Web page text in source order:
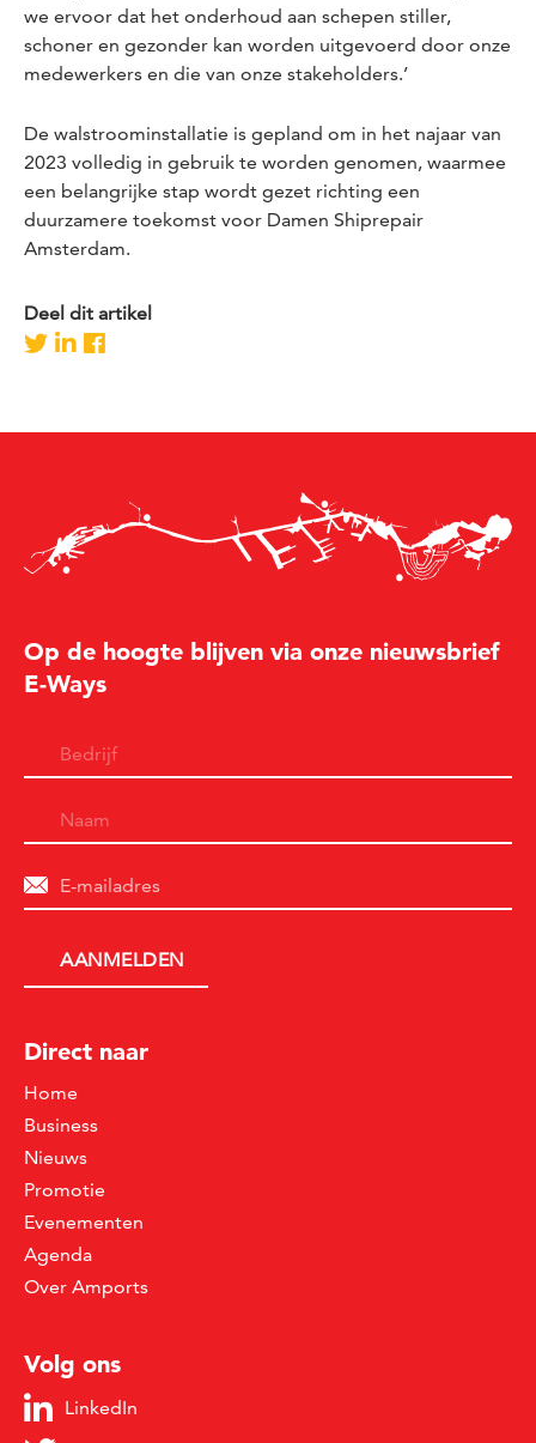
we ervoor dat het onderhoud aan schepen stiller,
schoner en gezonder kan worden uitgevoerd door onze
medewerkers en die van onze stakeholders.’
De walstroominstallatie is gepland om in het najaar van
2023 volledig in gebruik te worden genomen, waarmee
een belangrijke stap wordt gezet richting een
duurzamere toekomst voor Damen Shiprepair
Amsterdam.
Deel dit artikel
Op de hoogte blijven via onze nieuwsbrief
E-Ways
Direct naar
Home
Business
Nieuws
Promotie
Evenementen
Agenda
Over Amports
Volg ons
LinkedIn